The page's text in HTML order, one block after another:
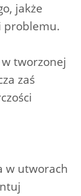
jakże
problemu.
tworzonej
zaś
w utworach